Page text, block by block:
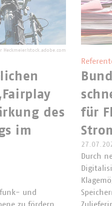
Heckmeier/stock.adobe.com
des
im
und
zu fördern,
für
Durch